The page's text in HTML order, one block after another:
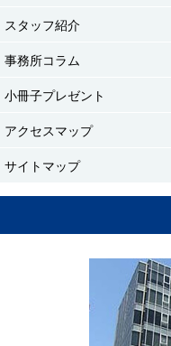
スタッフ紹介
事務所コラム
小冊子プレゼント
アクセスマップ
サイトマップ